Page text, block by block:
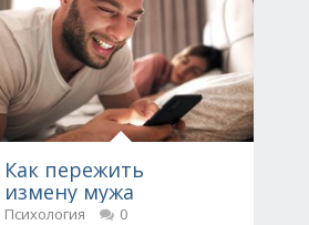
Как пережить
измену мужа
Психология
0